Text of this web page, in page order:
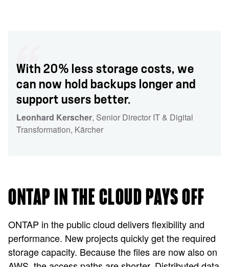
With 20% less storage costs, we
can now hold backups longer and
support users better.
Leonhard Kerscher, Senior Director IT & Digital
Transformation, Kärcher
ONTAP IN THE CLOUD PAYS OFF
ONTAP in the public cloud delivers flexibility and
performance. New projects quickly get the required
storage capacity. Because the files are now also on